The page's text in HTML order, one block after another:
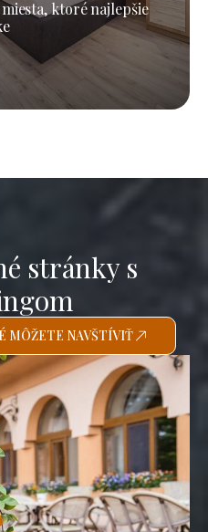
ktoré najlepšie
stránky s
MÔŽETE NAVŠTÍVIŤ